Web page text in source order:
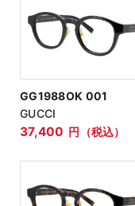
GG1988OK 001
GUCCI
37,400 円（税込）